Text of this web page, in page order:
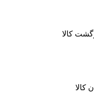
کالا
کالا